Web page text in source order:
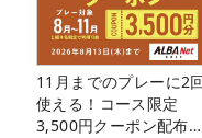
11月までのプレーに2
使える！コース限定
3,500円クーポン配布